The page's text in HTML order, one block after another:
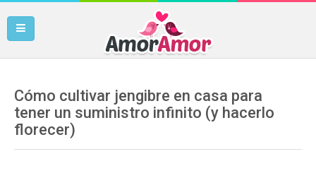
Cómo cultivar jengibre en casa para
tener un suministro infinito (y hacerlo
florecer)